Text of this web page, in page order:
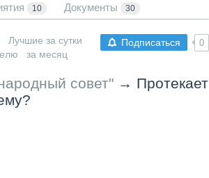
10 Документы 30
Подписаться 0
Лучшие за сутки
за месяц
совет" → Протекает